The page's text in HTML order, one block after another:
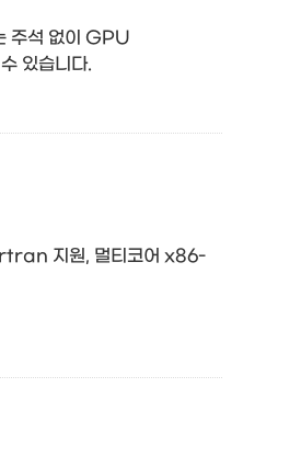
주석 없이 GPU
있습니다.
지원, 멀티코어 x86-